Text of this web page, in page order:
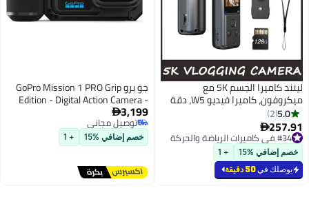
لينند كاميرا الجسم 5K مع
ميكروفون، كاميرا فيديو W5، دقة
في الثانية مع عدسة قابلة للدوران
270 درجة، دعم ميكروفون خارجي،
خيارات شريط/خيط، استقرار EIS
جيجابايت)
5.0
2
257.91
#34 في كاميرات الرياضة والحركة
#34 في كاميرات الرياضة والحركة
خصم إضافي %15 + 1
يوصلك في50 دقيقة
جو برو GoPro Mission 1 PRO Grip
Edition - Digital Action Camera -
2150mAh Enduro 2 battery 50MP,
1-inch Type image sensor 8K Open
Gate, Frame Grabs 44MP 4:3 8K
videos using the GoPro Quik app,
Bluetooth® audio
3,199
توصيل مجاني
توصيل مجاني
خصم إضافي %15 + 1